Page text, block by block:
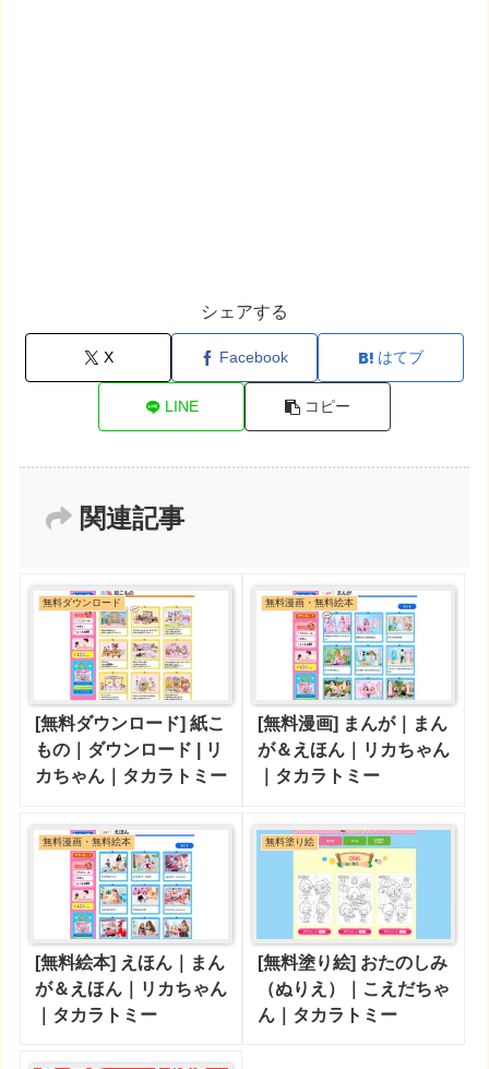
シェアする
X Facebook はてブ
LINE コピー
関連記事
無料ダウンロード
[無料ダウンロード] 紙こ
もの｜ダウンロード | リ
カちゃん｜タカラトミー
無料漫画・無料絵本
[無料漫画] まんが｜まん
が＆えほん｜リカちゃん
｜タカラトミー
無料漫画・無料絵本
[無料絵本] えほん｜まん
が＆えほん｜リカちゃん
｜タカラトミー
無料塗り絵
[無料塗り絵] おたのしみ
（ぬりえ）｜こえだちゃ
ん｜タカラトミー